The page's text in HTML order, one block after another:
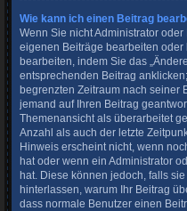
Wie kann ich einen Beitrag
Wenn Sie nicht Administrator
eigenen Beiträge bearbeiten
bearbeiten, indem Sie das
entsprechenden Beitrag
begrenzten Zeitraum nach seiner
jemand auf Ihren Beitrag
Themenansicht als überarbeitet
Anzahl als auch der letzte
Hinweis erscheint nicht, wenn
hat oder wenn ein Administrator
hat. Diese können jedoch, falls
hinterlassen, warum Ihr Beitrag
dass normale Benutzer einen